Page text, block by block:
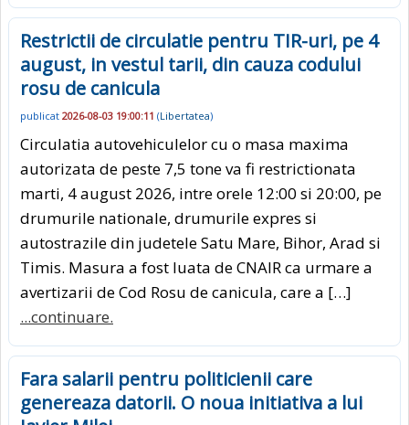
Restrictii de circulatie pentru TIR-uri, pe 4
august, in vestul tarii, din cauza codului
rosu de canicula
publicat 2026-08-03 19:00:11 (Libertatea)
Circulatia autovehiculelor cu o masa maxima
autorizata de peste 7,5 tone va fi restrictionata
marti, 4 august 2026, intre orele 12:00 si 20:00, pe
drumurile nationale, drumurile expres si
autostrazile din judetele Satu Mare, Bihor, Arad si
Timis. Masura a fost luata de CNAIR ca urmare a
avertizarii de Cod Rosu de canicula, care a […]
...continuare.
Fara salarii pentru politicienii care
genereaza datorii. O noua initiativa a lui